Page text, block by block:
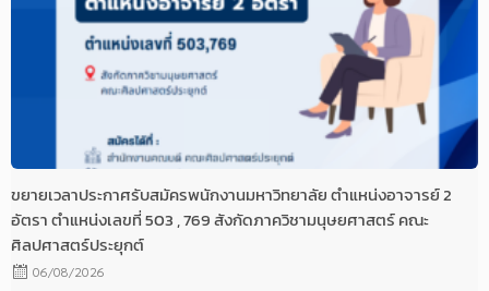
ขยายเวลาประกาศรับสมัครพนักงานมหาวิทยาลัย ตำแหน่งอาจารย์ 2
อัตรา ตำแหน่งเลขที่ 503 , 769 สังกัดภาควิชามนุษยศาสตร์ คณะ
ศิลปศาสตร์ประยุกต์
06/08/2026